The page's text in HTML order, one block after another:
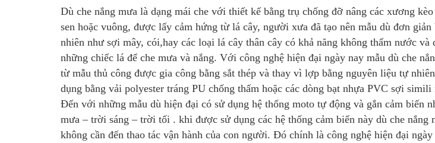
Dù che nắng mưa là dạng mái che với thiết kế bằng trụ chống đỡ nâng các xương
sen hoặc vuông, được lấy cảm hứng từ lá cây, người xưa đã tạo nên mẫu dù đơn
nhiên như sợi mây, cói,hay các loại lá cây thân cây có khả năng không thấm nước và
những chiếc lá để che mưa và nắng. Với công nghệ hiện đại ngày nay mẫu dù che
từ mẫu thủ công được gia công bằng sắt thép và thay vì lợp bằng nguyên liệu tự
dụng bằng vải polyester tráng PU chống thấm hoặc các dòng bạt nhựa PVC sợi simili
Đến với những mẫu dù hiện đại có sử dụng hệ thống moto tự động và gắn cảm biến
mưa – trời sáng – trời tối . khi được sử dụng các hệ thống cảm biến này dù che nắng
không cần đến thao tác vận hành của con người. Đó chính là công nghệ hiện đại